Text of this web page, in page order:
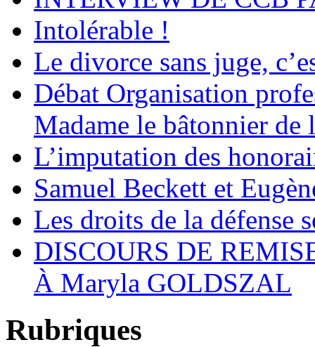
Intolérable !
Le divorce sans juge,
Débat Organisation
Madame le bâtonnier de
L’imputation des
Samuel Beckett et
Les droits de la défense
DISCOURS DE
À Maryla GOLDSZAL
Rubriques